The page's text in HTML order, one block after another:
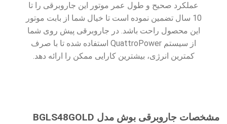
عملکرد صحیح و طول عمر موتور این جاروبرقی را تا
10 سال تضمین نموده است تا خیال شما از بابت موتور
این محصول راحت باشد. در جاروبرقی پیش روی شما
از سیستم QuattroPower استفاده شده تا با صرف
کمترین انرژی، بیشترین کارایی ممکن را ارائه دهد.
مشخصات جاروبرقی بوش مدل BGLS48GOLD